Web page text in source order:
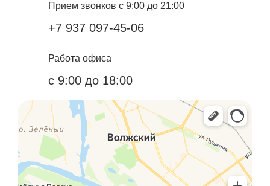
Прием звонков с 9:00 до 21:00
+7 937 097-45-06
Работа офиса
с 9:00 до 18:00